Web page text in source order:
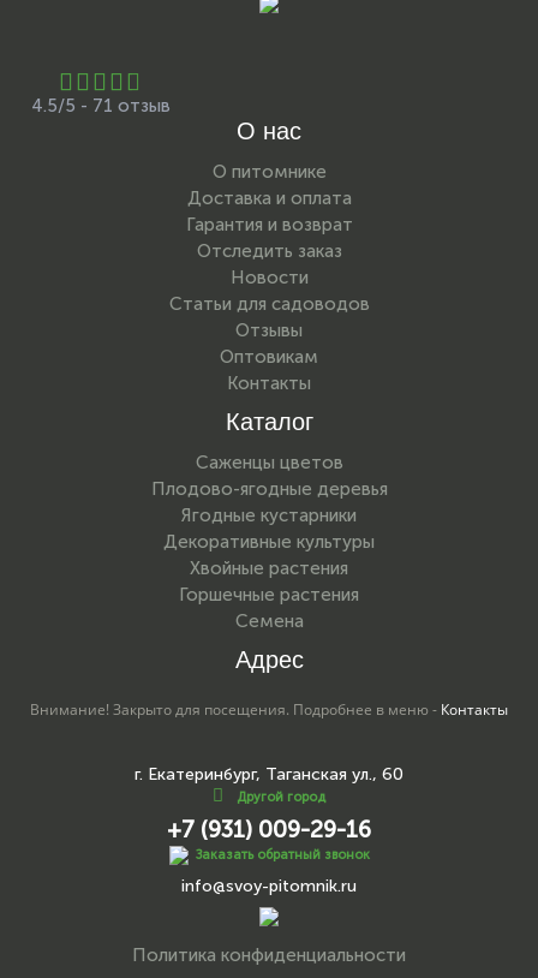
4.5/5 - 71 отзыв
О нас
О питомнике
Доставка и оплата
Гарантия и возврат
Отследить заказ
Новости
Статьи для садоводов
Отзывы
Оптовикам
Контакты
Каталог
Саженцы цветов
Плодово-ягодные деревья
Ягодные кустарники
Декоративные культуры
Хвойные растения
Горшечные растения
Семена
Адрес
Внимание! Закрыто для посещения. Подробнее в меню - Контакты
г. Екатеринбург, Таганская ул., 60
Другой город
+7 (931) 009-29-16
Заказать обратный звонок
info@svoy-pitomnik.ru
Политика конфиденциальности